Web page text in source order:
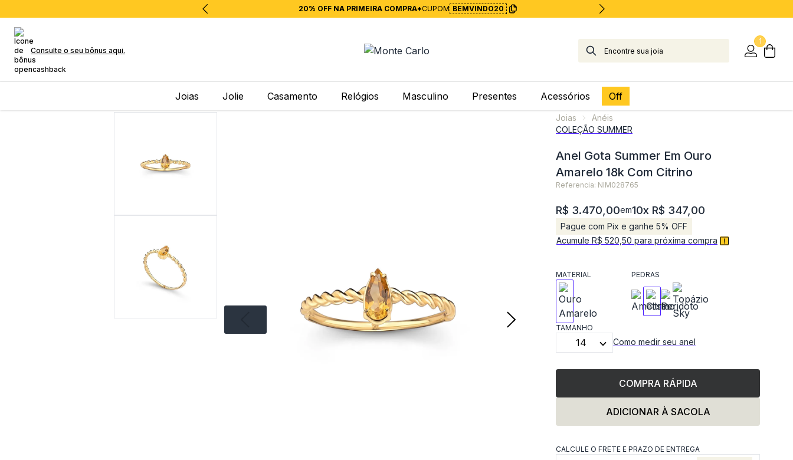
20% OFF NA PRIMEIRA COMPRA*CUPOM BEMVINDO20
Consulte o seu bônus aqui.
1
Joias Jolie Casamento Relógios Masculino Presentes Acessórios Off
Joias
Anéis
COLEÇÃO SUMMER
Anel Gota Summer Em Ouro
Amarelo 18k Com Citrino
Referencia: NIM028765
R$ 3.470,00em10x R$ 347,00
Pague com Pix e ganhe 5% OFF
Acumule R$ 520,50 para próxima compra
MATERIAL PEDRAS
TAMANHO
14 Como medir seu anel
COMPRA RÁPIDA
ADICIONAR À SACOLA
CALCULE O FRETE E PRAZO DE ENTREGA